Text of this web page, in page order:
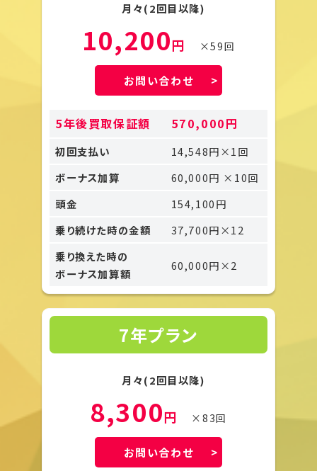
月々(2回目以降)
10,200円 ×59回
お問い合わせ
5年後買取保証額 570,000円
初回支払い
14,548円×1回
ボーナス加算
60,000円 ×10回
頭金
154,100円
乗り続けた時の金額
37,700円×12
乗り換えた時の
ボーナス加算額
60,000円×2
7年プラン
月々(2回目以降)
8,300円 ×83回
お問い合わせ